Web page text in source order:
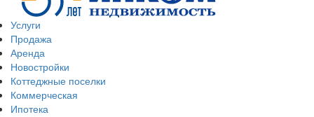
Услуги
Продажа
Аренда
Новостройки
Коттеджные поселки
Коммерческая
Ипотека